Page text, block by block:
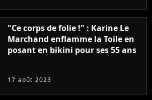
"Ce corps de folie !" : Karine Le
Marchand enflamme la Toile en
posant en bikini pour ses 55 ans
17 août 2023